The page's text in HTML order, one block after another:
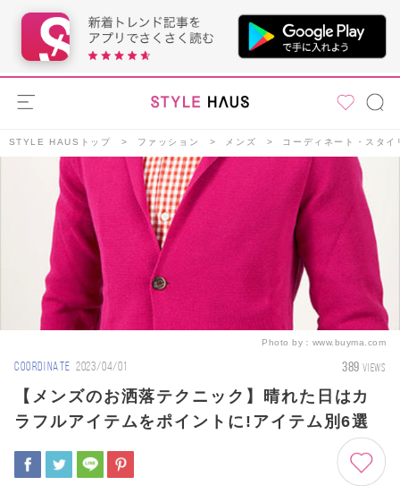
STYLE HAUSトップ ファッション メンズ コーディネート・スタイ
Photo by： www.buyma.com
COORDINATE 2023/04/01 389 VIEWS
【メンズのお洒落テクニック】晴れた日はカ
ラフルアイテムをポイントに!アイテム別6選